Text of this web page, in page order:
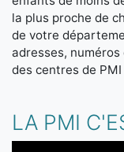
la plus proche de
de votre
adresses,
des centres de
LA PMI